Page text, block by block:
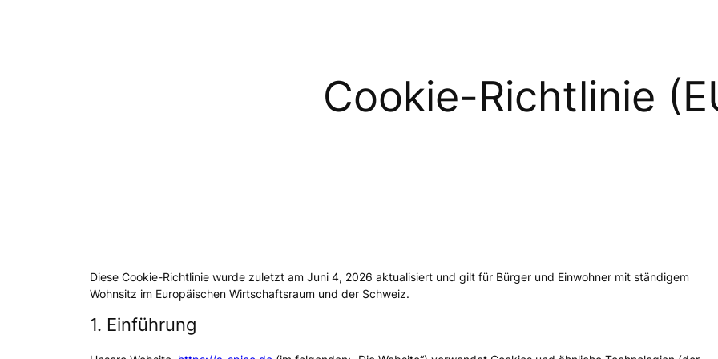
Cookie-Richtlinie
Diese Cookie-Richtlinie wurde zuletzt am Juni 4, 2026 aktualisiert und gilt für Bürger und Einwohner mit ständigem
Wohnsitz im Europäischen Wirtschaftsraum und der Schweiz.
1. Einführung